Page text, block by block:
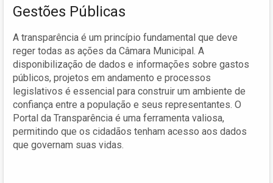
Gestões Públicas
A transparência é um princípio fundamental que deve
reger todas as ações da Câmara Municipal. A
disponibilização de dados e informações sobre gastos
públicos, projetos em andamento e processos
legislativos é essencial para construir um ambiente de
confiança entre a população e seus representantes. O
Portal da Transparência é uma ferramenta valiosa,
permitindo que os cidadãos tenham acesso aos dados
que governam suas vidas.